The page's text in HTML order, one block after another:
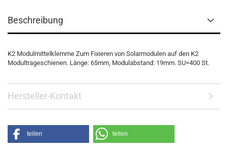
Beschreibung
K2 Modulmittelklemme Zum Fixieren von Solarmodulen auf den K2
Modultrageschienen. Länge: 65mm, Modulabstand: 19mm. SU=400 St.
Hersteller-Kontakt
teilen teilen